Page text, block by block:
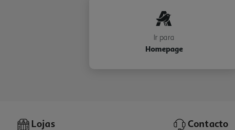
Ir para
Homepage
Lojas Contacto